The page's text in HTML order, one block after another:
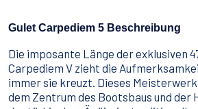
Gulet Carpediem 5 Beschreibung
Die imposante Länge der exklusiven
Carpediem V zieht die
immer sie kreuzt. Dieses
dem Zentrum des Bootsbaus und der